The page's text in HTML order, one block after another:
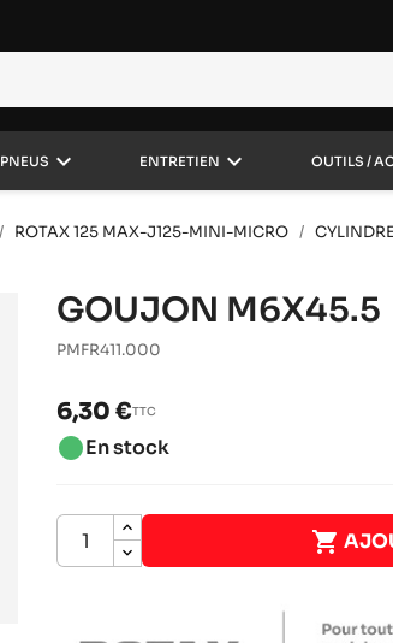
PNEUS keyboard_arrow_down ENTRETIEN keyboard_arrow_down OUTILS /
ROTAX 125 MAX-J125-MINI-MICRO CYLINDRE
GOUJON M6X45.5
PMFR411.000
6,30 €TTC
brightness_1En stock
